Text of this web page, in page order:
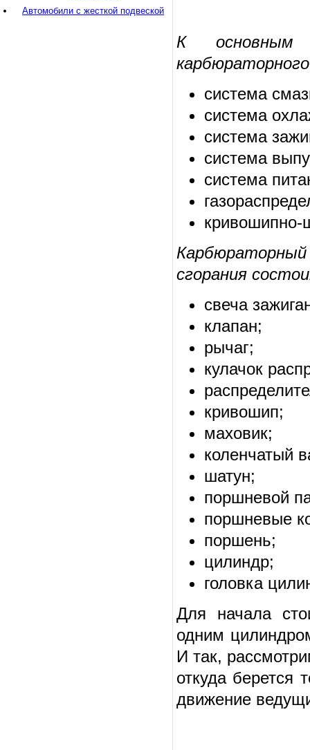
К основным
система
система
система
система
система
кривошипно-
сгорания
свеча
клапан;
рычаг;
кулачок
кривошип;
маховик;
коленчатый
шатун;
поршневой
поршневые
поршень;
цилиндр;
головка
Для начала
одним
И так,
откуда берется
движение
Автомобили с жесткой подвеской